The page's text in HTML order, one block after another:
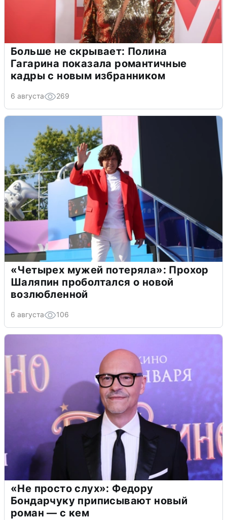
Больше не скрывает: Полина
Гагарина показала романтичные
кадры с новым избранником
6 августа 269
«Четырех мужей потеряла»: Прохор
Шаляпин проболтался о новой
возлюбленной
6 августа 106
«Не просто слух»: Федору
Бондарчуку приписывают новый
роман — с кем